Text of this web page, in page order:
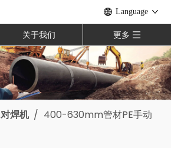
Language
关于我们 更多
对焊机 / 400-630mm管材PE手动